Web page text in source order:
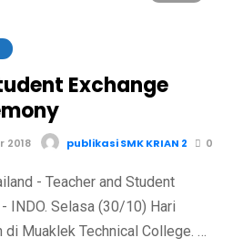
Exchange
2018 publikasi SMK KRIAN 2 0
- Teacher and Student
INDO. Selasa (30/10) Hari
Muaklek Technical College. …